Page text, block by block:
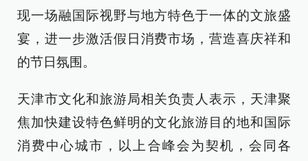
现一场融国际视野与地方特色于一体的文旅盛
宴，进一步激活假日消费市场，营造喜庆祥和
的节日氛围。
天津市文化和旅游局相关负责人表示，天津聚
焦加快建设特色鲜明的文化旅游目的地和国际
消费中心城市，以上合峰会为契机，会同各